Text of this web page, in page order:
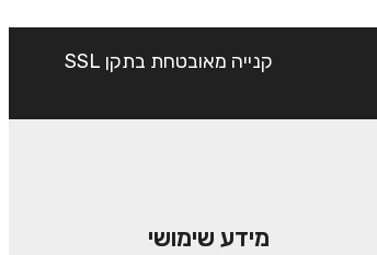
קנייה מאובטחת בתקן SSL
מידע שימושי